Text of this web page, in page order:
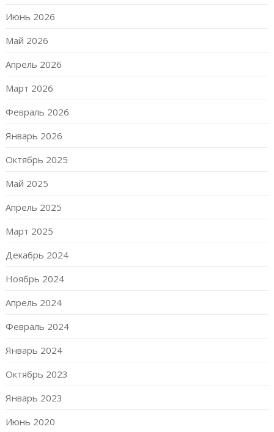
Июнь 2026
Май 2026
Апрель 2026
Март 2026
Февраль 2026
Январь 2026
Октябрь 2025
Май 2025
Апрель 2025
Март 2025
Декабрь 2024
Ноябрь 2024
Апрель 2024
Февраль 2024
Январь 2024
Октябрь 2023
Январь 2023
Июнь 2020